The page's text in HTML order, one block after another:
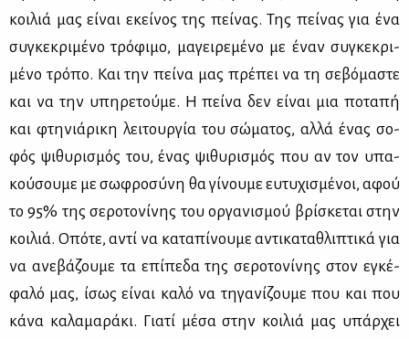
κοι­λιά μας εί­ναι εκεί­νος της πεί­νας. Της πεί­νας για ένα
συ­γκε­κρι­μέ­νο τρό­φι­μο, μα­γει­ρε­μέ­νο με έναν συ­γκε­κρι­
μέ­νο τρό­πο. Και την πεί­να μας πρέ­πει να τη σε­βό­μα­στε
και να την υπη­ρε­τού­με. Η πεί­να δεν εί­ναι μια πο­τα­πή
και φτη­νιά­ρι­κη λει­τουρ­γία του σώ­μα­τος, αλ­λά ένας σο­
φός ψι­θυ­ρι­σμός του, ένας ψι­θυ­ρι­σμός που αν τον υπα­
κού­σου­με με σω­φρο­σύ­νη θα γί­νου­με ευ­τυ­χι­σμέ­νοι, αφού
το 95% της σε­ρο­το­νί­νης του ορ­γα­νι­σμού βρί­σκε­ται στην
κοι­λιά. Οπό­τε, αντί να κα­τα­πί­νου­με αντι­κα­τα­θλι­πτι­κά για
να ανε­βά­ζου­με τα επί­πε­δα της σε­ρο­το­νί­νης στον εγκέ­
φα­λό μας, ίσως εί­ναι κα­λό να τη­γα­νί­ζου­με που και που
κά­να κα­λα­μα­ρά­κι. Για­τί μέ­σα στην κοι­λιά μας υπάρ­χει